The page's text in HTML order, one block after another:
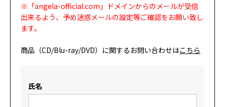
※「angela-official.com」ドメインからのメールが受信
出来るよう、予め迷惑メールの設定等ご確認をお願い致し
ます。
商品（CD/Blu-ray/DVD）に関するお問い合わせはこちら
氏名